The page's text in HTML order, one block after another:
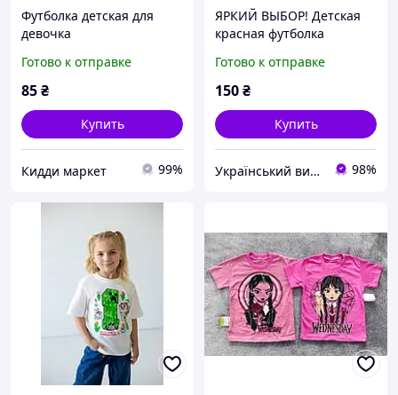
Футболка детская для
девочка
Готово к отправке
85₴
Купить
Кидди маркет 99%
ЯРКИЙ ВЫБОР! Детская
красная футболка
и девочки 104-146 см
Готово к отправке
150₴
Купить
Український виробник дитячого одягу "Arisha" 98%